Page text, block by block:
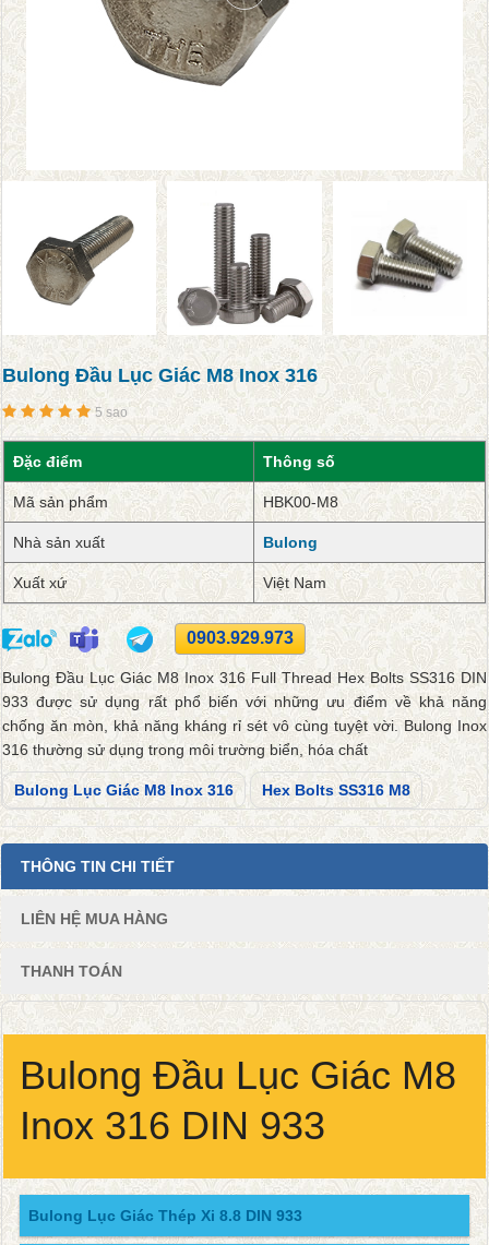
Bulong Đầu Lục Giác M8 Inox 316
5 sao
Đặc điểm Thông số
Mã sản phẩm HBK00-M8
Nhà sản xuất Bulong
Xuất xứ Việt Nam
0903.929.973
Bulong Đầu Lục Giác M8 Inox 316 Full Thread Hex Bolts SS316 DIN
933 được sử dụng rất phổ biến với những ưu điểm về khả năng
chống ăn mòn, khả năng kháng rỉ sét vô cùng tuyệt vời. Bulong Inox
316 thường sử dụng trong môi trường biển, hóa chất
Bulong Lục Giác M8 Inox 316 Hex Bolts SS316 M8
THÔNG TIN CHI TIẾT
LIÊN HỆ MUA HÀNG
THANH TOÁN
Bulong Đầu Lục Giác M8
Inox 316 DIN 933
Bulong Lục Giác Thép Xi 8.8 DIN 933